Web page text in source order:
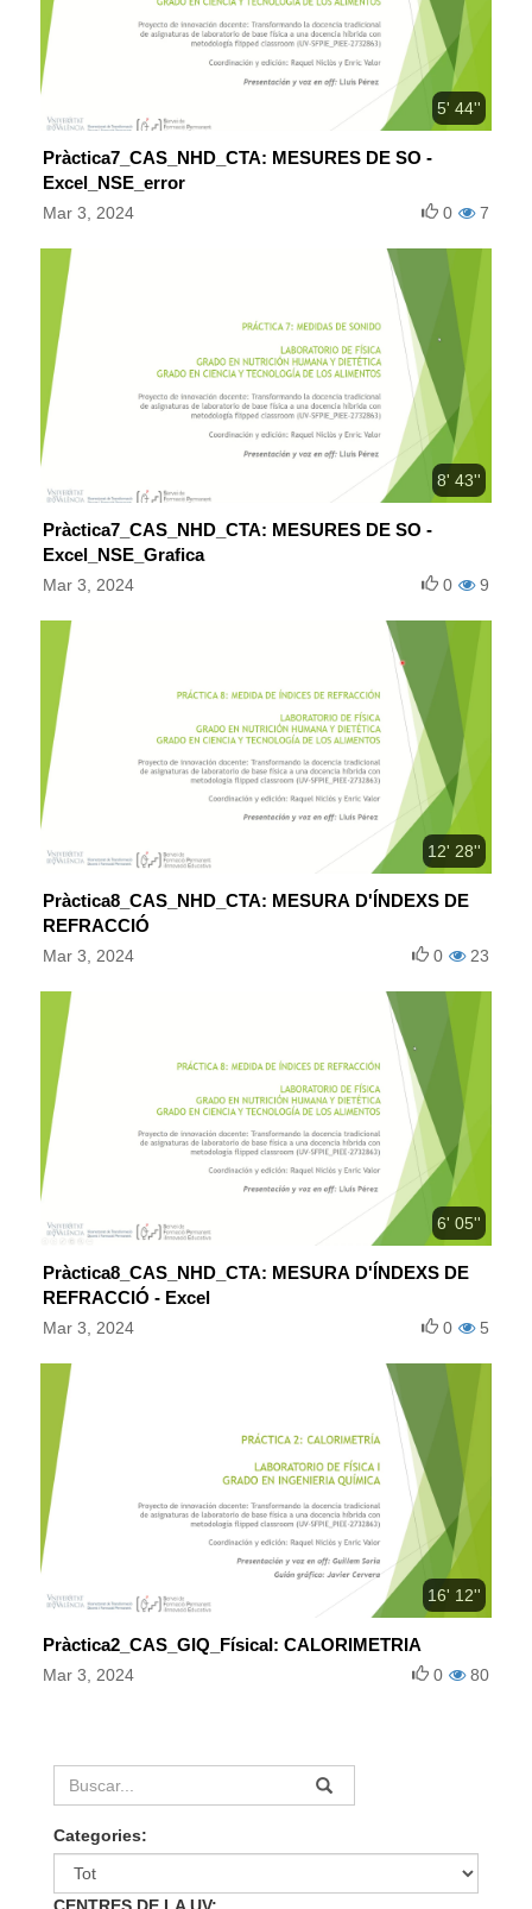
5' 44''
Pràctica7_CAS_NHD_CTA: MESURES DE SO -
Excel_NSE_error
Mar 3, 2024 7
0
8' 43''
Pràctica7_CAS_NHD_CTA: MESURES DE SO -
Excel_NSE_Grafica
Mar 3, 2024 9
0
12' 28''
Pràctica8_CAS_NHD_CTA: MESURA D'ÍNDEXS DE
REFRACCIÓ
Mar 3, 2024 23
0
6' 05''
Pràctica8_CAS_NHD_CTA: MESURA D'ÍNDEXS DE
REFRACCIÓ - Excel
Mar 3, 2024 5
0
16' 12''
Pràctica2_CAS_GIQ_FísicaI: CALORIMETRIA
Mar 3, 2024 80
0
Categories: